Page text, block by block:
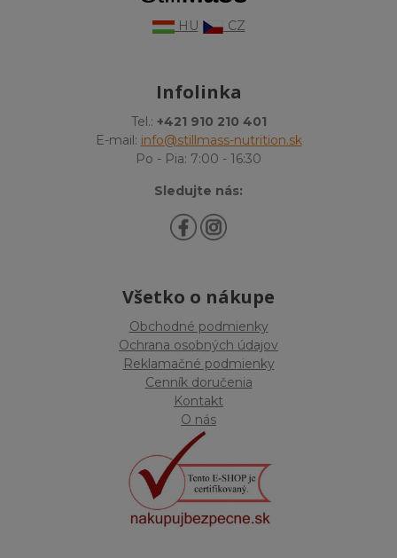
HU CZ
Infolinka
Tel.: +421 910 210 401
E-mail: info@stillmass-nutrition.sk
Po - Pia: 7:00 - 16:30
Sledujte nás:
Všetko o nákupe
Obchodné podmienky
Ochrana osobných údajov
Reklamačné podmienky
Cenník doručenia
Kontakt
O nás